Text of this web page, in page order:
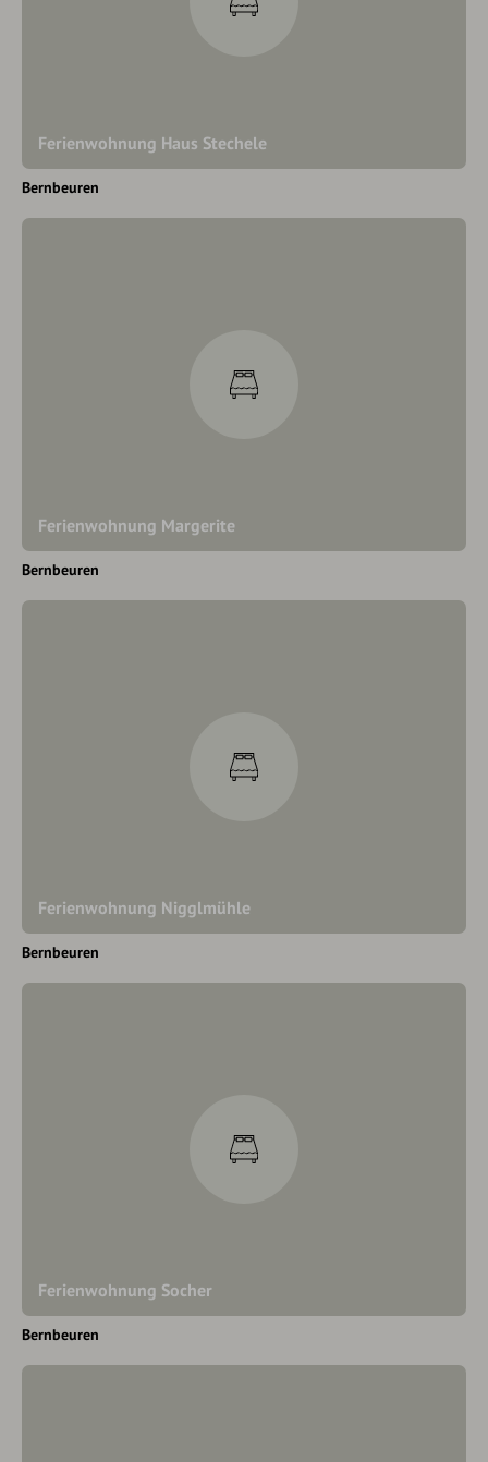
Ferienwohnung Haus Stechele
Bernbeuren
Ferienwohnung Margerite
Bernbeuren
Ferienwohnung Nigglmühle
Bernbeuren
Ferienwohnung Socher
Bernbeuren